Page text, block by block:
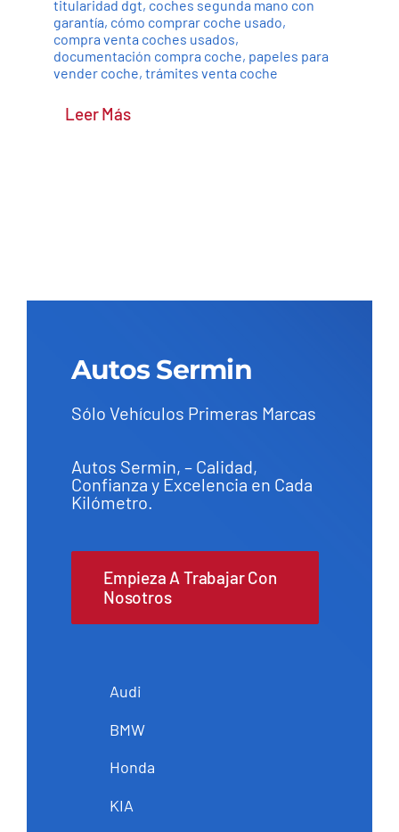
titularidad dgt, coches segunda mano con
garantía, cómo comprar coche usado,
compra venta coches usados,
documentación compra coche, papeles para
vender coche, trámites venta coche
Leer Más
Autos Sermin
Sólo Vehículos Primeras Marcas
Autos Sermin, – Calidad,
Confianza y Excelencia en Cada
Kilómetro.
Empieza A Trabajar Con
Nosotros
Audi
BMW
Honda
KIA